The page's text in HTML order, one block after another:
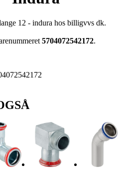
12 - indura hos billigvvs dk.
5704072542172.